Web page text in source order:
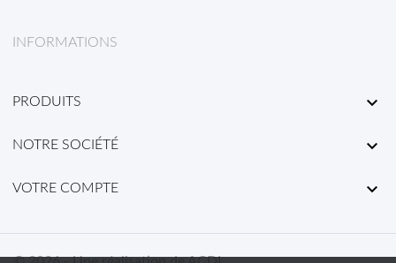
INFORMATIONS
PRODUITS 
NOTRE SOCIÉTÉ 
VOTRE COMPTE 